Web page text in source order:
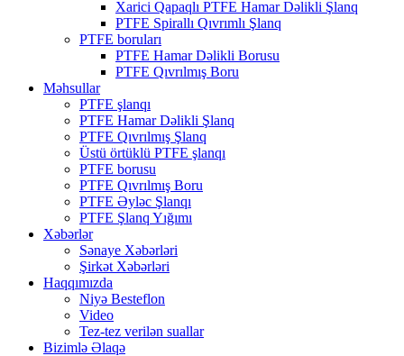
Xarici Qapaqlı PTFE Hamar Dəlikli Şlanq
PTFE Spirallı Qıvrımlı Şlanq
PTFE boruları
PTFE Hamar Dəlikli Borusu
PTFE Qıvrılmış Boru
Məhsullar
PTFE şlanqı
PTFE Hamar Dəlikli Şlanq
PTFE Qıvrılmış Şlanq
Üstü örtüklü PTFE şlanqı
PTFE borusu
PTFE Qıvrılmış Boru
PTFE Əyləc Şlanqı
PTFE Şlanq Yığımı
Xəbərlər
Sənaye Xəbərləri
Şirkət Xəbərləri
Haqqımızda
Niyə Besteflon
Video
Tez-tez verilən suallar
Bizimlə Əlaqə